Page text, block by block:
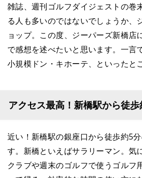
雑誌、週刊ゴルフダイジェストの巻
る人も多いのではないでしょうか、
ョップ。この度、ジーパーズ新橋店
で感想を述べたいと思います。一言
小規模ドン・キホーテ、といったと
アクセス最高！新橋駅から徒
近い！新橋駅の銀座口から徒歩約5
す。新橋といえばサラリーマン。気
クラブや週末のゴルフで使うゴルフ